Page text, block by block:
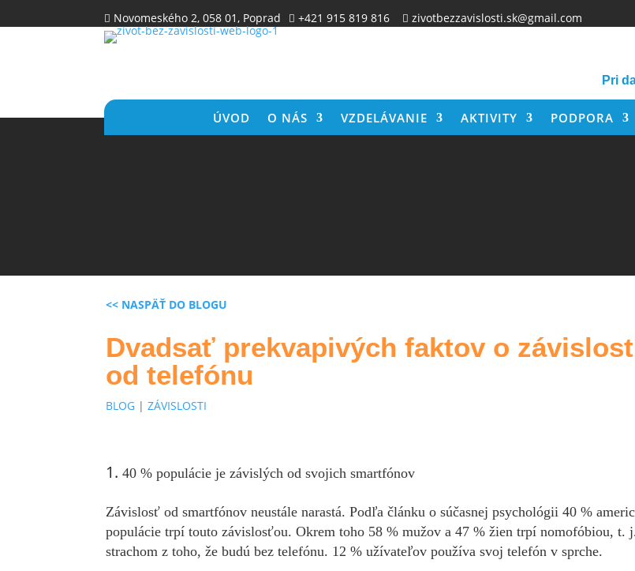
 Novomeského 2, 058 01, Poprad  +421 915 819 816  zivotbezzavislosti.sk@gmail.com
Pri
ÚVOD O NÁS VZDELÁVANIE AKTIVITY PODPORA
<< NASPÄŤ DO BLOGU
Dvadsať prekvapivých faktov o
od telefónu
BLOG |ZÁVISLOSTI
40 % populácie je závislých od svojich smartfónov
Závislosť od smartfónov neustále narastá. Podľa článku o súčasnej psychológii 40 %
populácie trpí touto závislosťou. Okrem toho 58 % mužov a 47 % žien trpí nomofóbiou, t.
strachom z toho, že budú bez telefónu. 12 % užívateľov používa svoj telefón v sprche.